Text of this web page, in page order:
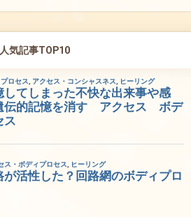
人気記事TOP10